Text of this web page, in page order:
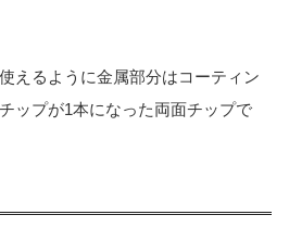
えるように金属部分はコーティン
ップが1本になった両面チップで